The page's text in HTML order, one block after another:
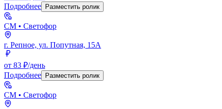
Подробнее
Разместить ролик
СМ • Светофор
г. Репное, ул. Попутная, 15А
от 83 ₽/день
Подробнее
Разместить ролик
СМ • Светофор